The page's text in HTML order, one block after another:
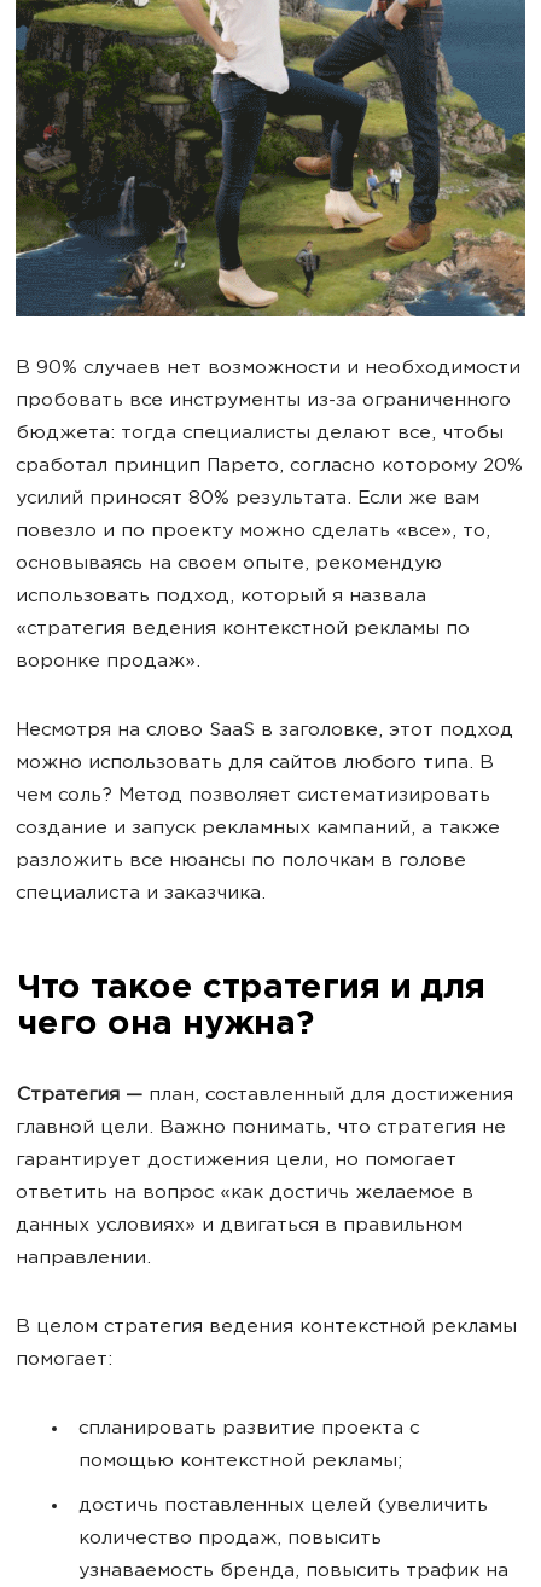
В 90% случаев нет возможности и необходимости
пробовать все инструменты из-за ограниченного
бюджета: тогда специалисты делают все, чтобы
сработал принцип Парето, согласно которому 20%
усилий приносят 80% результата. Если же вам
повезло и по проекту можно сделать «все», то,
основываясь на своем опыте, рекомендую
использовать подход, который я назвала
«стратегия ведения контекстной рекламы по
воронке продаж».
Несмотря на слово SaaS в заголовке, этот подход
можно использовать для сайтов любого типа. В
чем соль? Метод позволяет систематизировать
создание и запуск рекламных кампаний, а также
разложить все нюансы по полочкам в голове
специалиста и заказчика.
Что такое стратегия и для
чего она нужна?
Стратегия — план, составленный для достижения
главной цели. Важно понимать, что стратегия не
гарантирует достижения цели, но помогает
ответить на вопрос «как достичь желаемое в
данных условиях» и двигаться в правильном
направлении.
В целом стратегия ведения контекстной рекламы
помогает:
спланировать развитие проекта с
помощью контекстной рекламы;
достичь поставленных целей (увеличить
количество продаж, повысить
узнаваемость бренда, повысить трафик на